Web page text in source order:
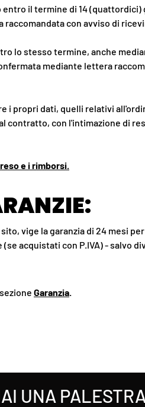
il termine di 14
con avviso di
lo stesso termine, anche
mediante lettera
i propri dati, quelli relativi
contratto, con l'intimazione di
e i rimborsi.
vige la garanzia di 24 mesi
acquistati con P.IVA) - salvo
Garanzia.
PALESTRA O